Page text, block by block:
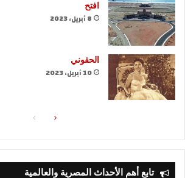
افتح
8 أبريل، 2023
الحقوني
10 أبريل، 2023
الصفحةالصفحة
تابع أهم الأحداث المصرية والعالمية